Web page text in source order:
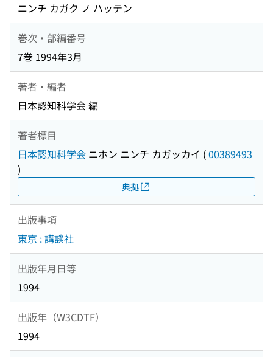
ニンチ カガク ノ ハッテン
巻次・部編番号
7巻 1994年3月
著者・編者
日本認知科学会 編
著者標目
日本認知科学会 ニホン ニンチ カガッカイ (00389493
)
典拠
出版事項
東京 : 講談社
出版年月日等
1994
出版年（W3CDTF）
1994